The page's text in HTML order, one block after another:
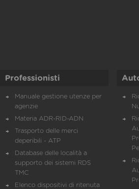
Professionisti
Manuale gestione utenze per
agenzie
Materia ADR-RID-ADN
Trasporto delle merci
deperibili - ATP
Database delle località a
supporto dei sistemi RDS
TMC
Elenco dispositivi di ritenuta